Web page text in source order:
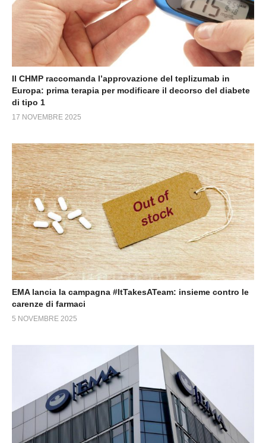
Il CHMP raccomanda l’approvazione del teplizumab in
Europa: prima terapia per modificare il decorso del diabete
di tipo 1
17 NOVEMBRE 2025
EMA lancia la campagna #ItTakesATeam: insieme contro le
carenze di farmaci
5 NOVEMBRE 2025